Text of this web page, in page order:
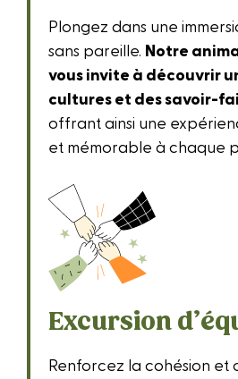
Plongez dans une
sans pareille. Notre
vous invite à découvrir
cultures et des savoir-
offrant ainsi une
et mémorable à chaque
Excursion
Renforcez la cohésion et